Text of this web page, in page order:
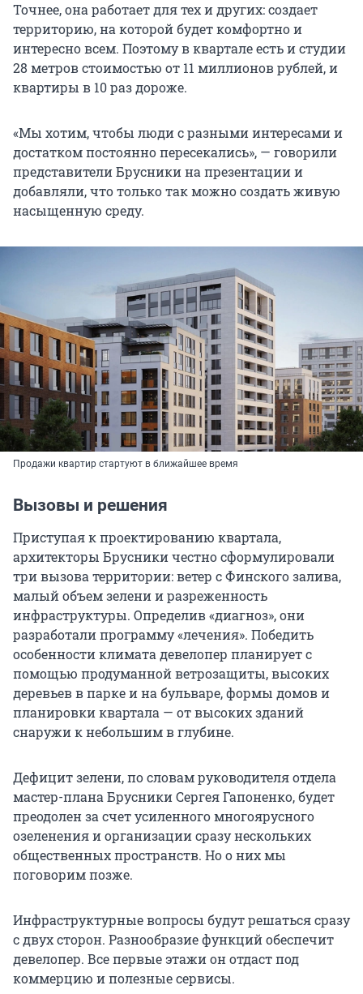
Точнее, она работает для тех и других: создает
территорию, на которой будет комфортно и
интересно всем. Поэтому в квартале есть и студии
28 метров стоимостью от 11 миллионов рублей, и
квартиры в 10 раз дороже.
«Мы хотим, чтобы люди с разными интересами и
достатком постоянно пересекались», — говорили
представители Брусники на презентации и
добавляли, что только так можно создать живую
насыщенную среду.
Продажи квартир стартуют в ближайшее время
Вызовы и решения
Приступая к проектированию квартала,
архитекторы Брусники честно сформулировали
три вызова территории: ветер с Финского залива,
малый объем зелени и разреженность
инфраструктуры. Определив «диагноз», они
разработали программу «лечения». Победить
особенности климата девелопер планирует с
помощью продуманной ветрозащиты, высоких
деревьев в парке и на бульваре, формы домов и
планировки квартала — от высоких зданий
снаружи к небольшим в глубине.
Дефицит зелени, по словам руководителя отдела
мастер-плана Брусники Сергея Гапоненко, будет
преодолен за счет усиленного многоярусного
озеленения и организации сразу нескольких
общественных пространств. Но о них мы
поговорим позже.
Инфраструктурные вопросы будут решаться сразу
с двух сторон. Разнообразие функций обеспечит
девелопер. Все первые этажи он отдаст под
коммерцию и полезные сервисы.